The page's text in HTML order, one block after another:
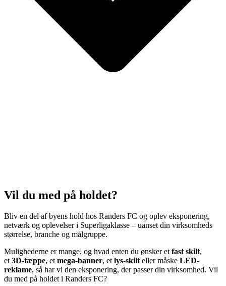
Vil du med på holdet?
Bliv en del af byens hold hos Randers FC og oplev eksponering,
netværk og oplevelser i Superligaklasse – uanset din virksomheds
størrelse, branche og målgruppe.
Mulighederne er mange, og hvad enten du ønsker etfast skilt,
et3D-tæppe, etmega-banner, etlys-skilteller måske LED-
reklame, så har vi den eksponering, der passer din virksomhed. Vil
du med på holdet i Randers FC?